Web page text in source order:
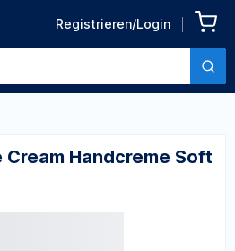
Registrieren/Login
Zurück zu den Produktdetails
Cream Handcreme Soft